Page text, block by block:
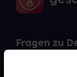
Fragen zu